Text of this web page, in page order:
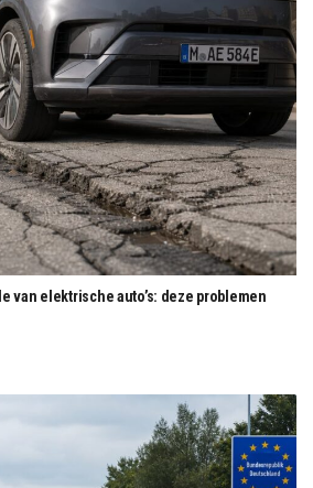
van elektrische auto’s: deze problemen